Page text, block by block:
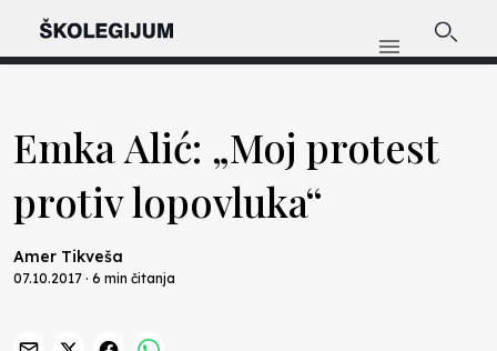
Emka Alić: „Moj protest
protiv lopovluka“
Amer Tikveša
07.10.2017 · 6 min čitanja